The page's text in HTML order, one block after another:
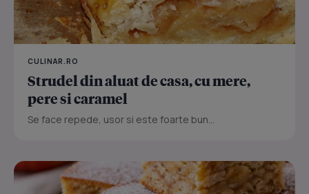
CULINAR.RO
Strudel din aluat de casa, cu mere,
pere si caramel
Se face repede, usor si este foarte bun...